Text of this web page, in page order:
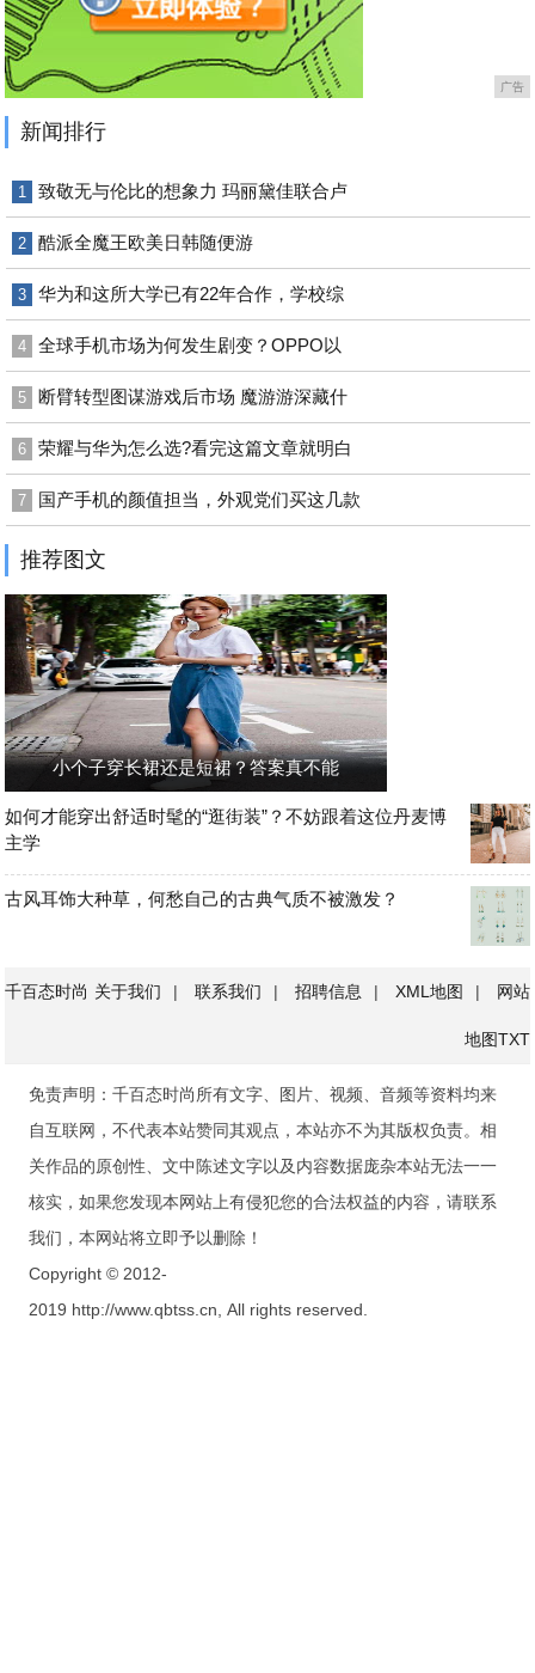
广告
新闻排行
1 致敬无与伦比的想象力 玛丽黛佳联合卢
2 酷派全魔王欧美日韩随便游
3 华为和这所大学已有22年合作，学校综
4 全球手机市场为何发生剧变？OPPO以
5 断臂转型图谋游戏后市场 魔游游深藏什
6 荣耀与华为怎么选?看完这篇文章就明白
7 国产手机的颜值担当，外观党们买这几款
推荐图文
小个子穿长裙还是短裙？答案真不能
如何才能穿出舒适时髦的“逛街装”？不妨跟着这位丹麦博
主学
古风耳饰大种草，何愁自己的古典气质不被激发？
千百态时尚 关于我们 | 联系我们 | 招聘信息 | XML地图 | 网站
地图TXT
免责声明：千百态时尚所有文字、图片、视频、音频等资料均来
自互联网，不代表本站赞同其观点，本站亦不为其版权负责。相
关作品的原创性、文中陈述文字以及内容数据庞杂本站无法一一
核实，如果您发现本网站上有侵犯您的合法权益的内容，请联系
我们，本网站将立即予以删除！
Copyright © 2012-
2019 http://www.qbtss.cn, All rights reserved.